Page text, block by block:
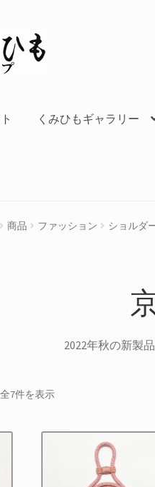
くみひもギャラリー
商品 ファッション ショルダ
2022年秋の新製
全7件を表示